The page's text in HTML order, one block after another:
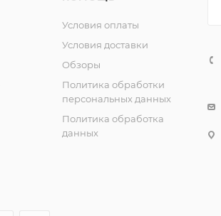
Условия оплаты
Условия доставки
Обзоры
Политика обработки
персональных данных
Политика обработка
данных